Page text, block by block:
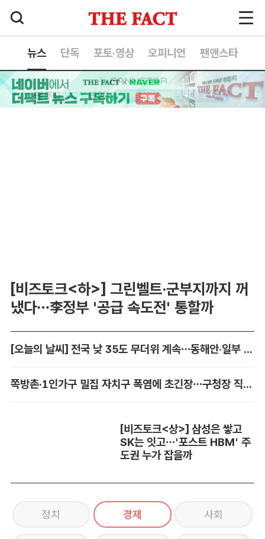
뉴스 단독 포토·영상 오피니언 팬앤스타
[비즈토크<하>] 그린벨트·군부지까지 꺼
냈다…李정부 '공급 속도전' 통할까
[오늘의 날씨] 전국 낮 35도 무더위 계속…동해안·일부 지역 비
쪽방촌·1인가구 밀집 자치구 폭염에 초긴장…구청장 직접 챙긴다
[비즈토크<상>] 삼성은 쌓고
SK는 잇고…'포스트 HBM' 주
도권 누가 잡을까
정치 경제 사회